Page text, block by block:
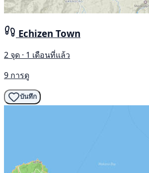
Echizen Town
2 จุด · 1 เดือนที่แล้ว
9 การดู
บันทึก